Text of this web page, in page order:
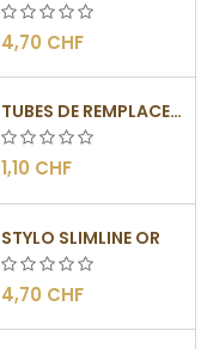
4,70 CHF
TUBES DE REMPLACEMENT POUR MÉCANISME SLIMLINE
1,10 CHF
STYLO SLIMLINE OR
4,70 CHF